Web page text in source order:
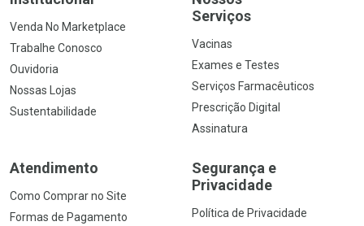
Venda No Marketplace
Trabalhe Conosco
Ouvidoria
Nossas Lojas
Sustentabilidade
Serviços
Vacinas
Exames e Testes
Serviços Farmacêuticos
Prescrição Digital
Assinatura
Atendimento
Como Comprar no Site
Formas de Pagamento
Segurança e
Privacidade
Política de Privacidade